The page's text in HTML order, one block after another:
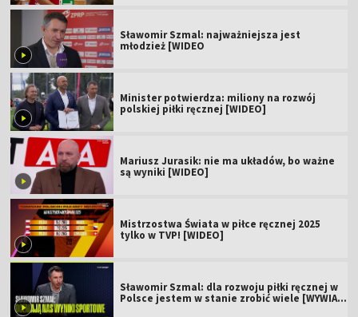
Sławomir Szmal: najważniejsza jest
młodzież [WIDEO
Minister potwierdza: miliony na rozwój
polskiej piłki ręcznej [WIDEO]
Mariusz Jurasik: nie ma układów, bo ważne
są wyniki [WIDEO]
Mistrzostwa Świata w piłce ręcznej 2025
tylko w TVP! [WIDEO]
Sławomir Szmal: dla rozwoju piłki ręcznej w
Polsce jestem w stanie zrobić wiele [WYWIAD